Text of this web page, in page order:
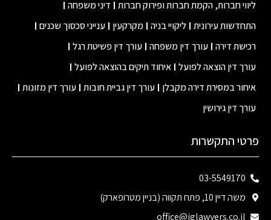
ליווי חברות, הקמת חברות ופירוק חברות
דיני משפחה
התחדשות עירונית ליקויי בניה מקרקעין
ענייני סכסוך שכנים
רכישת דירה עורך דין משפחה עורך דין פשיטת רגל
עורך דין הוצאה לפועל איחוד תיקים בהוצאה לפועל
איחור במסירת דירה מקבלן
עורך דין גביית חובות עורך דין מזונות
עורך דין גירושין
פרטי התקשרות
03-5549170
משה דיין 10, פתח תקווה (בניין מטרופארק)
office@iglawyers.co.il